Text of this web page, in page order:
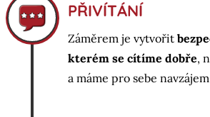
PŘIVÍTÁNÍ
Záměrem je vytvořit
kterém se cítíme dobře,
a máme pro sebe